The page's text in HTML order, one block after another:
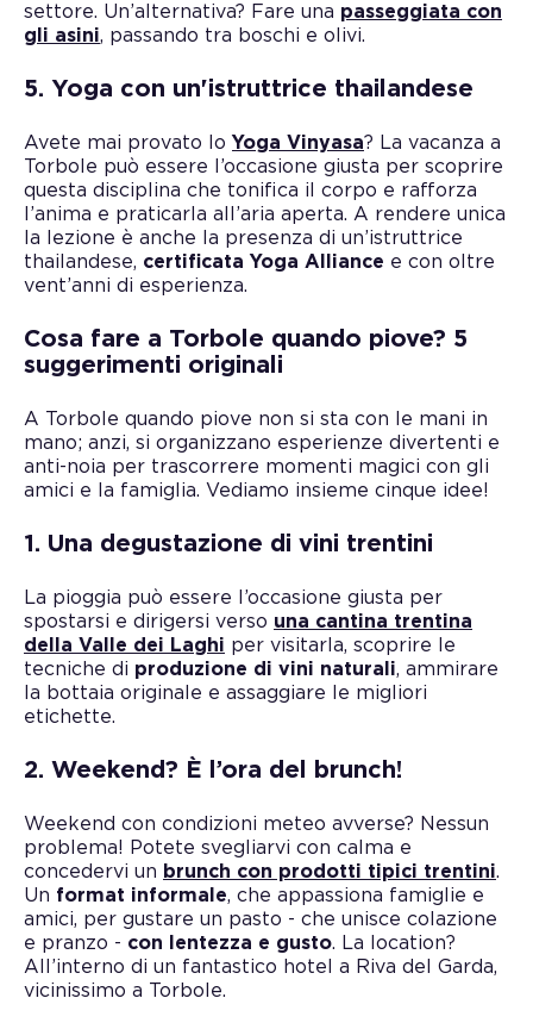
settore. Un’alternativa? Fare una passeggiata con
gli asini, passando tra boschi e olivi.
5. Yoga con un'istruttrice thailandese
Avete mai provato lo Yoga Vinyasa? La vacanza a
Torbole può essere l’occasione giusta per scoprire
questa disciplina che tonifica il corpo e rafforza
l’anima e praticarla all’aria aperta. A rendere unica
la lezione è anche la presenza di un’istruttrice
thailandese, certificata Yoga Alliance e con oltre
vent’anni di esperienza.
Cosa fare a Torbole quando piove? 5
suggerimenti originali
A Torbole quando piove non si sta con le mani in
mano; anzi, si organizzano esperienze divertenti e
anti-noia per trascorrere momenti magici con gli
amici e la famiglia. Vediamo insieme cinque idee!
1. Una degustazione di vini trentini
La pioggia può essere l’occasione giusta per
spostarsi e dirigersi verso una cantina trentina
della Valle dei Laghi per visitarla, scoprire le
tecniche di produzione di vini naturali, ammirare
la bottaia originale e assaggiare le migliori
etichette.
2. Weekend? È l’ora del brunch!
Weekend con condizioni meteo avverse? Nessun
problema! Potete svegliarvi con calma e
concedervi un brunch con prodotti tipici trentini.
Un format informale, che appassiona famiglie e
amici, per gustare un pasto - che unisce colazione
e pranzo - con lentezza e gusto. La location?
All’interno di un fantastico hotel a Riva del Garda,
vicinissimo a Torbole.